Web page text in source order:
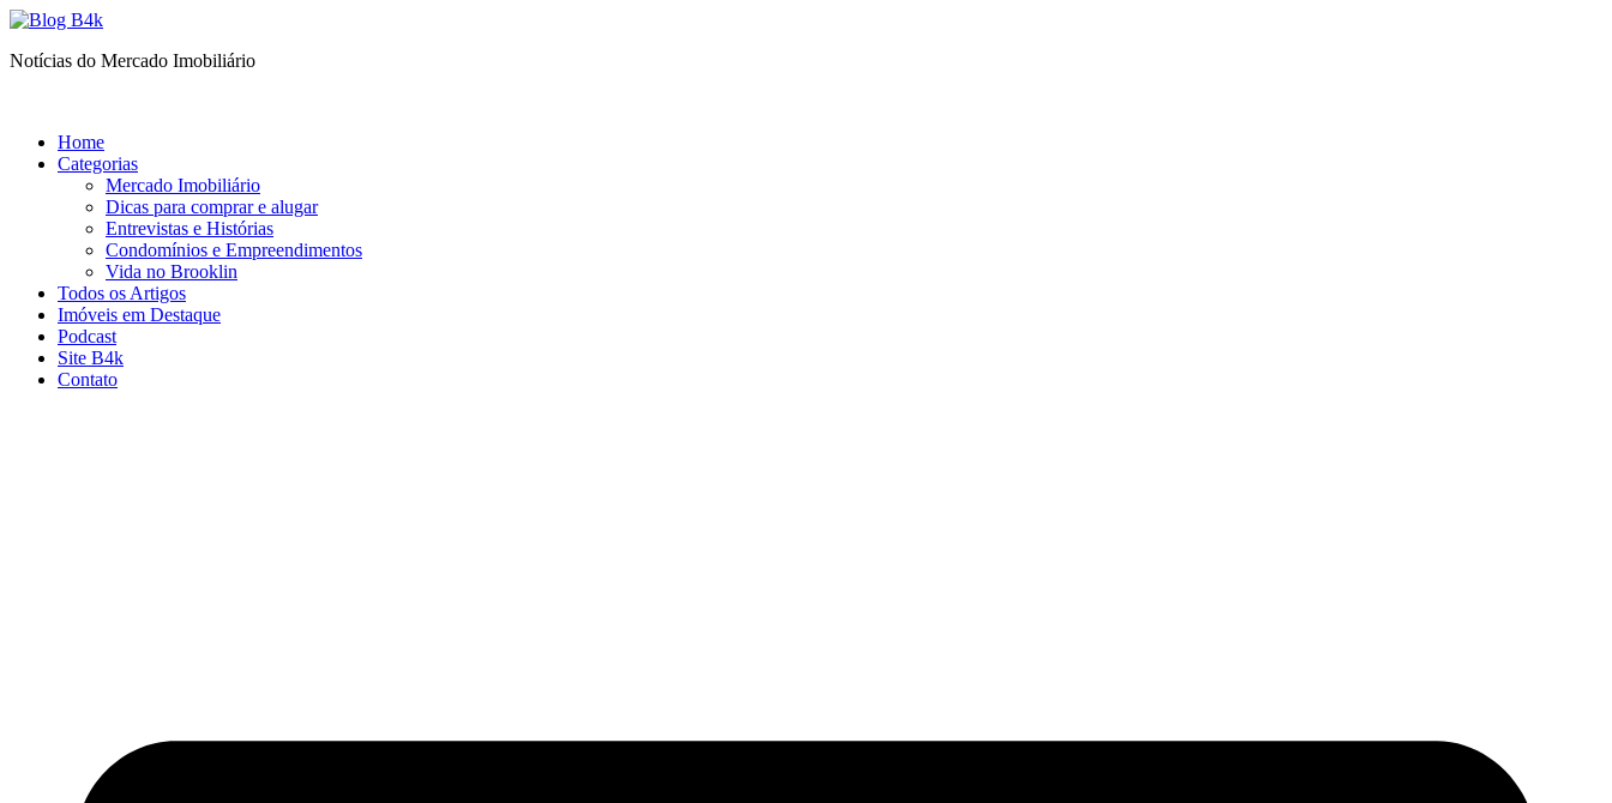
Ir
o
Notícias do Mercado Imobiliário
Home
Categorias
Mercado Imobiliário
Dicas para comprar e alugar
Entrevistas e Histórias
Condomínios e Empreendimentos
Vida no Brooklin
Todos os Artigos
Imóveis em Destaque
Podcast
Site B4k
Contato